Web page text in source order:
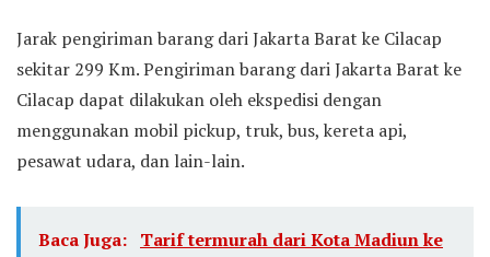
Jarak pengiriman barang dari Jakarta Barat ke Cilacap
sekitar 299 Km. Pengiriman barang dari Jakarta Barat ke
Cilacap dapat dilakukan oleh ekspedisi dengan
menggunakan mobil pickup, truk, bus, kereta api,
pesawat udara, dan lain-lain.
Baca Juga: Tarif termurah dari Kota Madiun ke